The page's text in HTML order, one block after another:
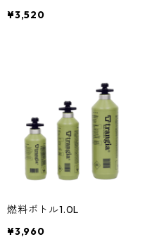
¥3,520
燃料ボトル1.0L
¥3,960